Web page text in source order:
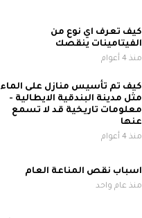
كيف تعرف اي نوع من
الفيتامينات ينقصك
منذ 4 أعوام
كيف تم تأسيس منازل على الماء
مثل مدينة البندقية الايطالية -
معلومات تاريخية قد لا تسمع
عنها
منذ 4 أعوام
اسباب نقص المناعة العام
منذ عام واحد